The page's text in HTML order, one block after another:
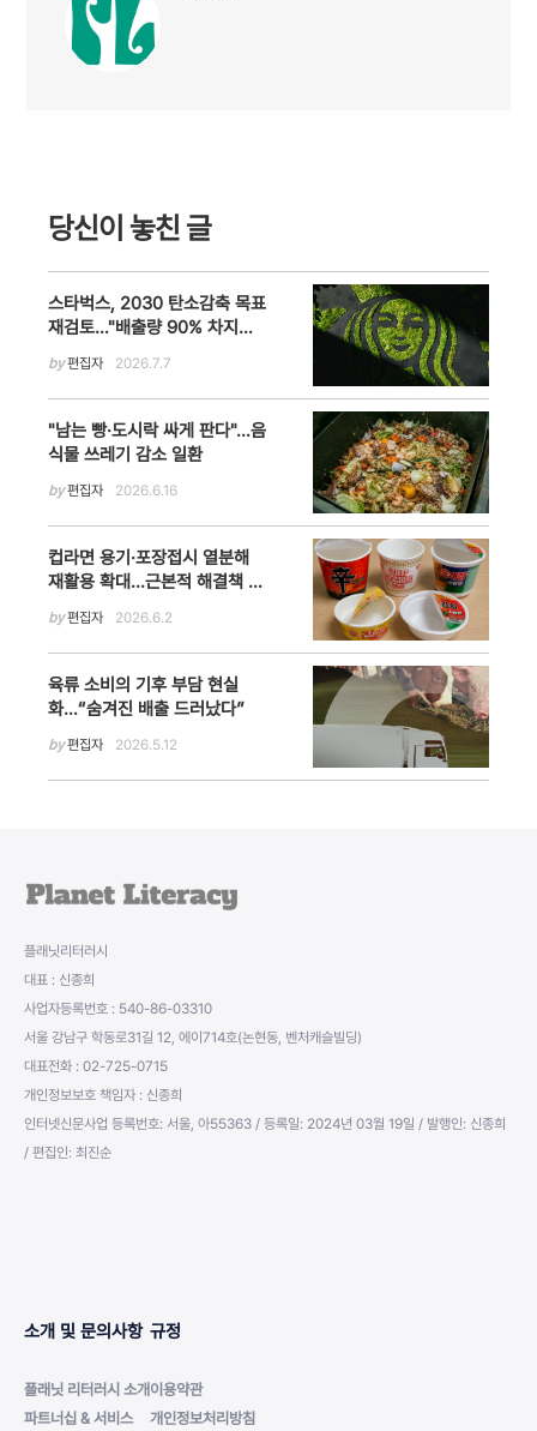
당신이 놓친 글
스타벅스, 2030 탄소감축 목표
재검토…"배출량 90% 차지하
는 공급망이 발목"
by편집자 2026.7.7
"남는 빵·도시락 싸게 판다"…음
식물 쓰레기 감소 일환
by편집자 2026.6.16
컵라면 용기·포장접시 열분해
재활용 확대...근본적 해결책 제
시해야
by편집자 2026.6.2
육류 소비의 기후 부담 현실
화…“숨겨진 배출 드러났다”
by편집자 2026.5.12
플래닛리터러시
대표 : 신종희
사업자등록번호 : 540-86-03310
서울 강남구 학동로31길 12, 에이714호(논현동, 벤처캐슬빌딩)
대표전화 : 02-725-0715
개인정보보호 책임자 : 신종희
인터넷신문사업 등록번호: 서울, 아55363 / 등록일: 2024년 03월 19일 / 발행인: 신종희
/ 편집인: 최진순
소개 및 문의사항
플래닛 리터러시 소개
파트너십 & 서비스
규정
이용약관
개인정보처리방침